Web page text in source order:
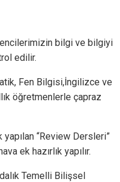
bilgi ve bilgiyi
edilir.
Fen Bilgisi,İngilizce ve
öğretmenlerle çapraz
“Review Dersleri”
ek hazırlık yapılır.
Temelli Bilişsel